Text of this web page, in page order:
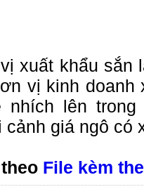
xuất khẩu sắn
vị kinh doanh
nhích lên
cảnh giá ngô
File kèm